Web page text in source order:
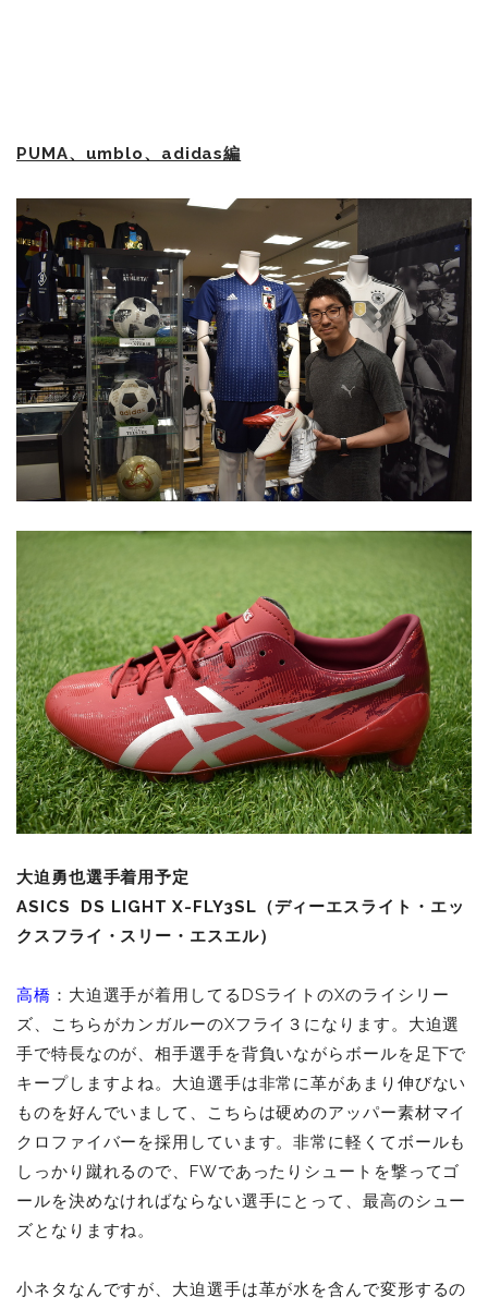
PUMA、umblo、adidas編
大迫勇也選手着用予定
ASICS
DS LIGHT X-FLY3SL （ディーエスライト・エッ
クスフライ・スリー・エスエル）
高橋 ：大迫選手が着用してるDSライトのXのライシリー
ズ、こちらがカンガルーのXフライ３になります。大迫選
手で特長なのが、相手選手を背負いながらボールを足下で
キープしますよね。大迫選手は非常に革があまり伸びない
ものを好んでいまして、こちらは硬めのアッパー素材マイ
クロファイバーを採用しています。非常に軽くてボールも
しっかり蹴れるので、FWであったりシュートを撃ってゴ
ールを決めなければならない選手にとって、最高のシュー
ズとなりますね。
小ネタなんですが、大迫選手は革が水を含んで変形するの